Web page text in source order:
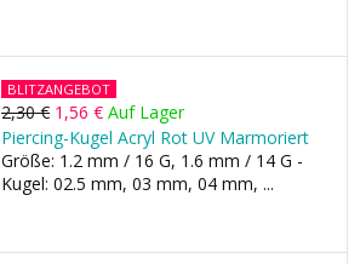
BLITZANGEBOT
2,30 € 1,56 € Auf Lager
Piercing-Kugel Acryl Rot UV Marmoriert
Größe: 1.2 mm / 16 G, 1.6 mm / 14 G -
Kugel: 02.5 mm, 03 mm, 04 mm, ...